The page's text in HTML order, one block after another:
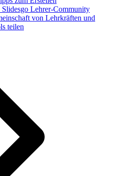
Slidesgo Lehrer-Community
von Lehrkräften und
teilen